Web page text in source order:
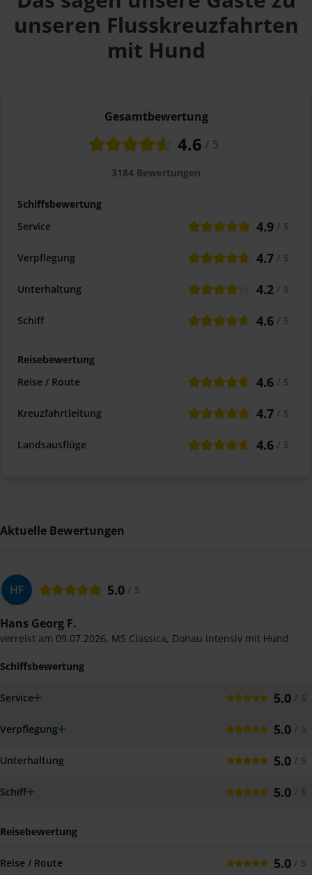
unseren Flusskreuzfahrten
mit Hund
Gesamtbewertung
4.6 / 5
3184 Bewertungen
Schiffsbewertung
Service
4.9 / 5
Verpflegung 4.7 / 5
Unterhaltung 4.2 / 5
Schiff 4.6 / 5
Reisebewertung
Reise / Route
4.6 / 5
Kreuzfahrtleitung 4.7 / 5
Landsausflüge 4.6 / 5
Aktuelle Bewertungen
HF 5.0 / 5
Hans Georg F.
verreist am 09.07.2026, MS Classica, Donau intensiv mit Hund
Schiffsbewertung
Service 5.0
Verpflegung 5.0
Unterhaltung 5.0 / 5
Schiff 5.0
Reisebewertung
Reise / Route 5.0 / 5